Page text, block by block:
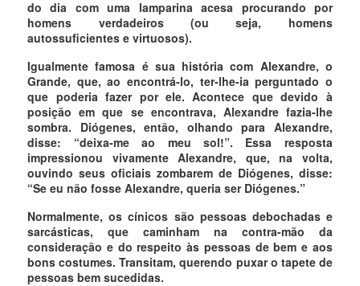
do dia com uma lamparina acesa procurando por
homens verdadeiros (ou seja, homens
autossuficientes e virtuosos).
Igualmente famosa é sua história com Alexandre, o
Grande, que, ao encontrá-lo, ter-lhe-ia perguntado o
que poderia fazer por ele. Acontece que devido à
posição em que se encontrava, Alexandre fazia-lhe
sombra. Diógenes, então, olhando para Alexandre,
disse: “deixa-me ao meu sol!”. Essa resposta
impressionou vivamente Alexandre, que, na volta,
ouvindo seus oficiais zombarem de Diógenes, disse:
“Se eu não fosse Alexandre, queria ser Diógenes.”
Normalmente, os cínicos são pessoas debochadas e
sarcásticas, que caminham na contra-mão da
consideração e do respeito às pessoas de bem e aos
bons costumes. Transitam, querendo puxar o tapete de
pessoas bem sucedidas.